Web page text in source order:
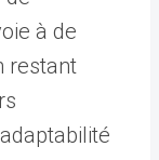
à de
restant